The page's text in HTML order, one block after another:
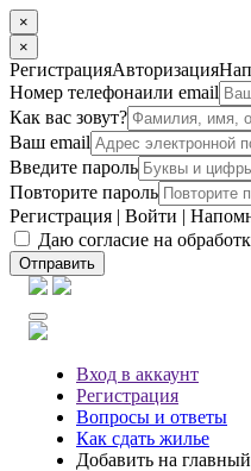
×
×
РегистрацияАвторизация
Номер телефонаили email
Как вас зовут?
Ваш email
Введите пароль
Повторите пароль
Регистрация | Войти |
Даю согласие на
Отправить
Вход в аккаунт
Регистрация
Вопросы и ответы
Как сдать жилье
Добавить на